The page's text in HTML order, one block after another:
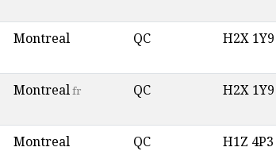
Montreal QC H2X 1Y9
Montrealfr QC H2X 1Y9
Montreal QC H1Z 4P3